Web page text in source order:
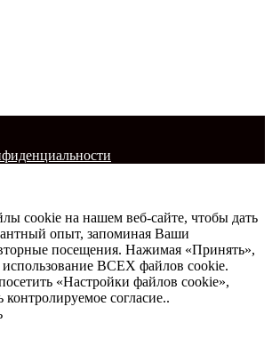
cookie на нашем веб-сайте, чтобы дать
опыт, запоминая Ваши
посещения. Нажимая «Принять»,
использование ВСЕХ файлов cookie.
«Настройки файлов cookie»,
контролируемое согласие..